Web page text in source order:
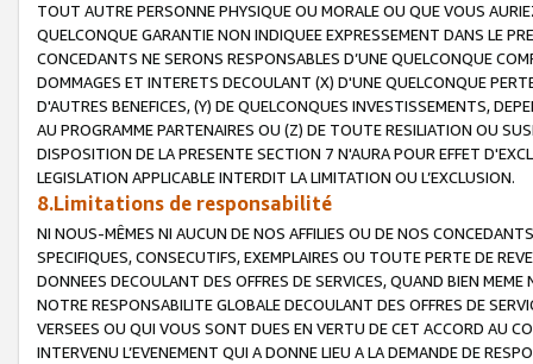
TOUT AUTRE PERSONNE PHYSIQUE OU MORALE OU QUE VOUS
QUELCONQUE GARANTIE NON INDIQUEE EXPRESSEMENT DANS LE
CONCEDANTS NE SERONS RESPONSABLES D’UNE QUELCONQUE
DOMMAGES ET INTERETS DECOULANT (X) D'UNE QUELCONQUE
D'AUTRES BENEFICES, (Y) DE QUELCONQUES INVESTISSEMENTS,
AU PROGRAMME PARTENAIRES OU (Z) DE TOUTE RESILIATION OU
DISPOSITION DE LA PRESENTE SECTION 7 N'AURA POUR EFFET
LEGISLATION APPLICABLE INTERDIT LA LIMITATION OU L’EXCLUSION.
8.Limitations de responsabilité
NI NOUS-MÊMES NI AUCUN DE NOS AFFILIES OU DE NOS
SPECIFIQUES, CONSECUTIFS, EXEMPLAIRES OU TOUTE PERTE DE
DONNEES DECOULANT DES OFFRES DE SERVICES, QUAND BIEN
NOTRE RESPONSABILITE GLOBALE DECOULANT DES OFFRES DE
VERSEES OU QUI VOUS SONT DUES EN VERTU DE CET ACCORD AU
INTERVENU L’EVENEMENT QUI A DONNE LIEU A LA DEMANDE DE